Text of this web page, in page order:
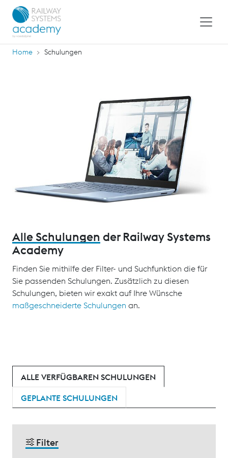
Home Schulungen
Alle Schulungen der Railway Systems
Academy
Finden Sie mithilfe der Filter- und Suchfunktion die für
Sie passenden Schulungen. Zusätzlich zu diesen
Schulungen, bieten wir exakt auf Ihre Wünsche
maßgeschneiderte Schulungen an.
ALLE VERFÜGBAREN SCHULUNGEN
GEPLANTE SCHULUNGEN
Filter